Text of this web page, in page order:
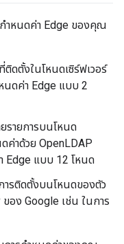
ำหนดค่า Edge ของคุณ
ดตั้งในโหนดเซิร์ฟเวอร์
นดค่า Edge แบบ 2
รายการบนโหนด
ดค่าด้วย OpenLDAP
Edge แบบ 12 โหนด
ารติดตั้งบนโหนดของตัว
อง Google เช่น ในการ